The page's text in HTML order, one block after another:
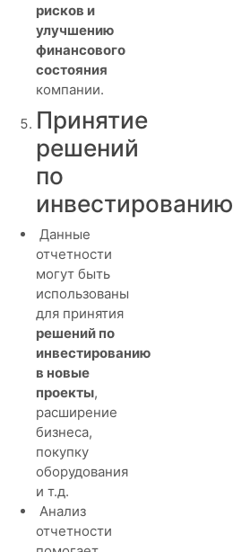
рисков и
улучшению
финансового
состояния
компании.
Принятие
решений
по
инвестированию
Данные
отчетности
могут быть
использованы
для принятия
решений по
инвестированию
в новые
проекты,
расширение
бизнеса,
покупку
оборудования
и т.д.
Анализ
отчетности